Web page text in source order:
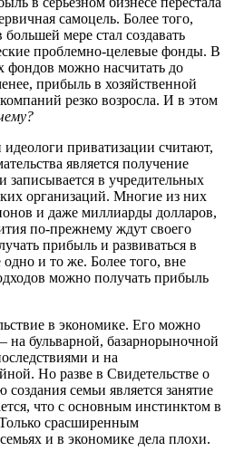
самоцель. Более того,
большей мере стал создавать
проблемно-целевые фонды. В
можно насчитать до
прибыль в хозяйственной
резко возросла. И в этом
приватизации считают,
является получение
в учредительных
организаций. Многие из них
и даже миллиарды долларов,
по-прежнему ждут своего
прибыль и развиваться в
одно и то же. Более того, вне
можно получать прибыль
в экономике. Его можно
на бульварной, базарнорыночной
и на
Но разве в Свидетельстве о
семьи является занятие
что с основным инстинктом в
cрасширенным
и в экономике дела плохи.